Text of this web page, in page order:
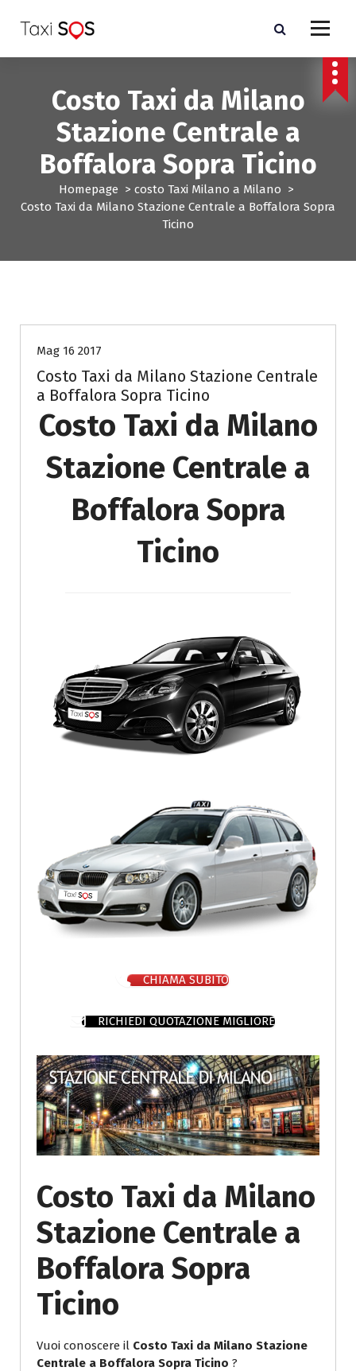
a
Costo Taxi da Milano
Stazione Centrale a
Boffalora Sopra Ticino
Homepage > costo Taxi Milano a Milano >
Costo Taxi da Milano Stazione Centrale a Boffalora Sopra
Ticino
Mag 16 2017
Costo Taxi da Milano Stazione Centrale
a Boffalora Sopra Ticino
Costo Taxi da Milano
Stazione Centrale a
Boffalora Sopra
Ticino
CHIAMA SUBITO
RICHIEDI QUOTAZIONE MIGLIORE
Costo Taxi da Milano
Stazione Centrale a
Boffalora Sopra
Ticino
Vuoi conoscere il Costo Taxi da Milano Stazione
Centrale a Boffalora Sopra Ticino ?